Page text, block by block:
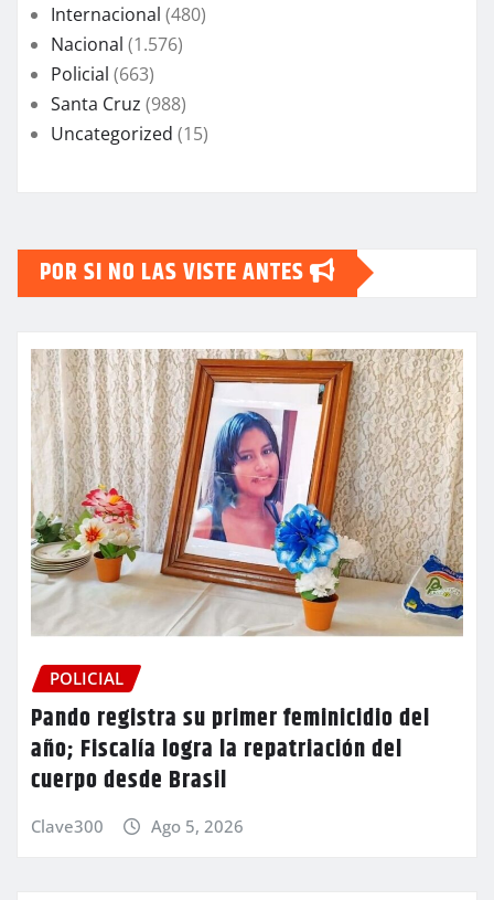
Internacional (480)
Nacional (1.576)
Policial (663)
Santa Cruz (988)
Uncategorized (15)
POR SI NO LAS VISTE ANTES
POLICIAL
Pando registra su primer feminicidio del
año; Fiscalía logra la repatriación del
cuerpo desde Brasil
Clave300 Ago 5, 2026